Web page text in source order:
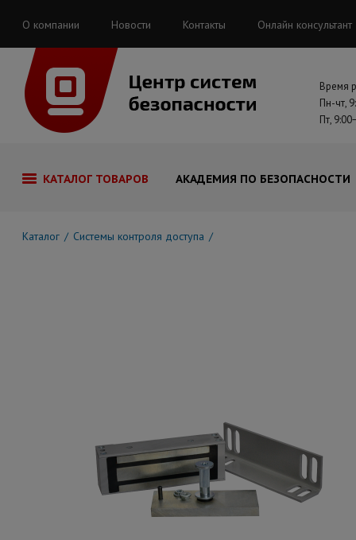
О компании Новости Контакты Онлайн консультант
Время
Пн-чт,
Пт,
КАТАЛОГ ТОВАРОВ АКАДЕМИЯ ПО БЕЗОПАСНОСТИ
Каталог Системы контроля доступа